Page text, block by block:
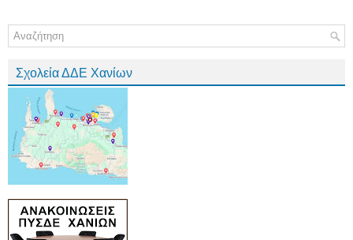
Σχολεία ΔΔΕ Χανίων